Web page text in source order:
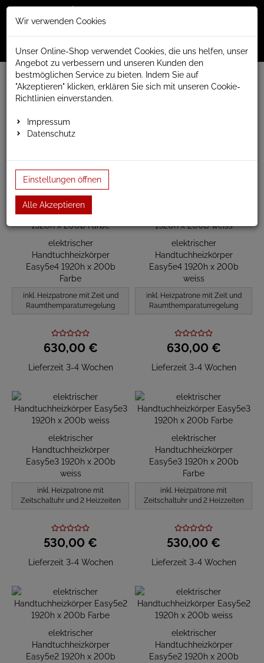
Menü
www.anapont.eu
elektrischer Badheizkörper
Easy elektrisch
Bauhöhe 1920mm
Bauhöhe 1920mm
elektrischer
Handtuchheizkörper
Easy5e4 1920h x 200b
Farbe
inkl. Heizpatrone mit Zeit und
Raumthemparaturregelung
630,00 €
Lieferzeit 3-4 Wochen
elektrischer
Handtuchheizkörper
Easy5e4 1920h x 200b
weiss
inkl. Heizpatrone mit Zeit und
Raumthemparaturregelung
630,00 €
Lieferzeit 3-4 Wochen
elektrischer
Handtuchheizkörper
Easy5e3 1920h x 200b
weiss
inkl. Heizpatrone mit
Zeitschaltuhr und 2 Heizzeiten
530,00 €
Lieferzeit 3-4 Wochen
elektrischer
Handtuchheizkörper
Easy5e3 1920h x 200b
Farbe
inkl. Heizpatrone mit
Zeitschaltuhr und 2 Heizzeiten
530,00 €
Lieferzeit 3-4 Wochen
elektrischer
Handtuchheizkörper
Easy5e2 1920h x 200b
elektrischer
Handtuchheizkörper
Easy5e2 1920h x 200b
Wir verwenden Cookies
Unser Online-Shop verwendet Cookies, die uns helfen, unser
Angebot zu verbessern und unseren Kunden den
bestmöglichen Service zu bieten. Indem Sie auf
"Akzeptieren" klicken, erklären Sie sich mit unseren Cookie-
Richtlinien einverstanden.
Impressum
Datenschutz
Einstellungen öffnen
Alle Akzeptieren